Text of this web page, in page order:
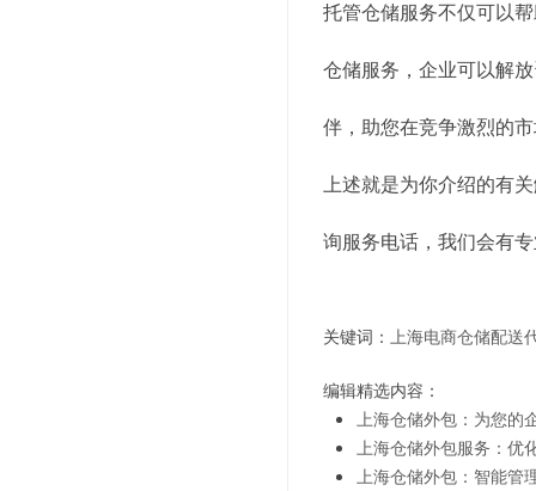
托管仓储服务不仅可以
仓储服务，企业可以解
伴，助您在竞争激烈的
上述就是为你介绍的有
询服务电话，我们会有
关键词： 上海电商仓储配送
编辑精选内容：
上海仓储外包：为您的
上海仓储外包服务：优
上海仓储外包：智能管